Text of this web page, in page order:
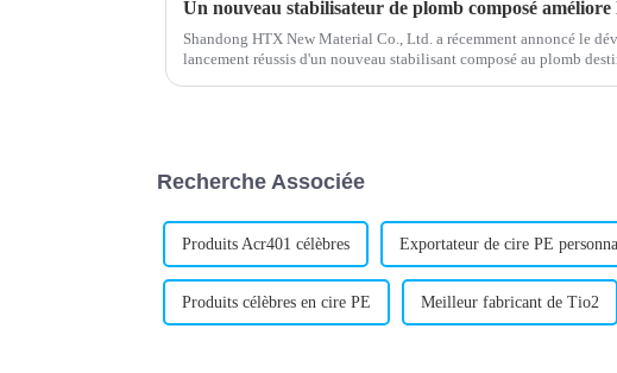
Shandong HTX New Material Co., Ltd. a récemment annoncé le
lancement réussis d'un nouveau stabilisant composé au plomb
Recherche Associée
Produits Acr401 célèbres Exportateur de cire PE
Produits célèbres en cire PE Meilleur fabricant de Tio2